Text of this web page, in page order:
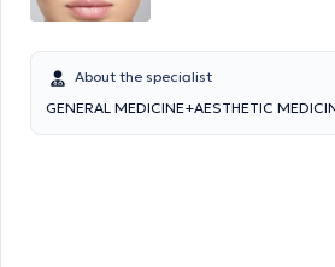
About the specialist
GENERAL MEDICINE+AESTHETIC